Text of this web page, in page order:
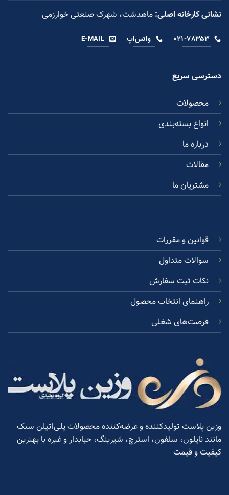
نشانی کارخانه اصلی: ماهدشت، شهرک صنعتی خوارزمی
۰۲۱-۷۸۳۵۳ واتس‌اپ E-MAIL
دسترسی سریع
محصولات
انواع بسته‌بندی
درباره ما
مقالات
مشتریان ما
قوانین و مقررات
سوالات متداول
نکات ثبت سفارش
راهنمای انتخاب محصول
فرصت‌های شغلی
وزین پلاست تولیدکننده و عرضه‌کننده محصولات پلی‌اتیلن سبک
مانند نایلون، سلفون، استرچ، شیرینگ، حبابدار و غیره با بهترین
کیفیت و قیمت